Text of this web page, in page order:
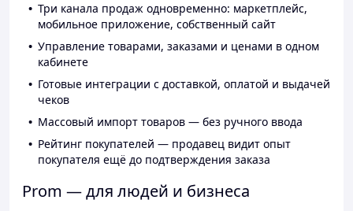
Три канала продаж одновременно: маркетплейс,
мобильное приложение, собственный сайт
Управление товарами, заказами и ценами в одном
кабинете
Готовые интеграции с доставкой, оплатой и выдачей
чеков
Массовый импорт товаров — без ручного ввода
Рейтинг покупателей — продавец видит опыт
покупателя ещё до подтверждения заказа
Prom — для людей и бизнеса